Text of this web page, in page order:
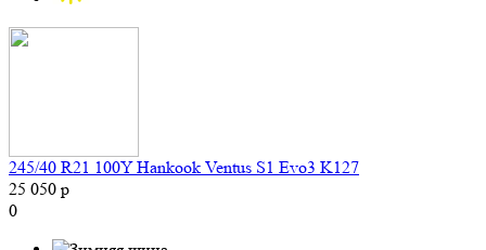
245/40 R21 100Y Hankook Ventus S1 Evo3 K127
25 050 р
0